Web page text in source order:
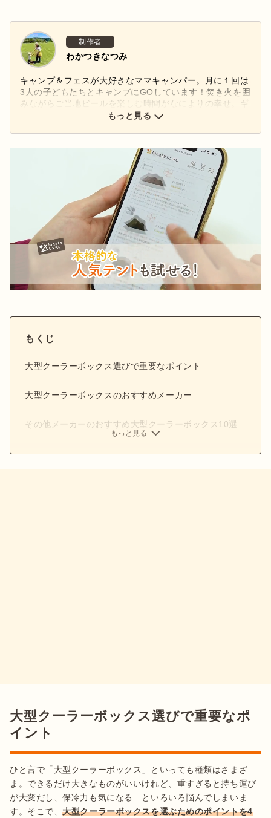
制作者
わかつきなつみ
キャンプ＆フェスが大好きなママキャンパー。月に１回は
3人の子どもたちとキャンプにGOしています！焚き火を囲
みながらご当地ビールを楽しむ時間がなによりの幸せ。ギ
アは「キャンプ用」を選ぶのではなく、普段の生活でも使
ます！最近はらくウマなキャンプ飯の研究にも夢中です。
もっと見る
もくじ
大型クーラーボックス選びで重要なポイント
大型クーラーボックスのおすすめメーカー
その他メーカーのおすすめ大型クーラーボックス10選
もっと見る
大型クーラーボックス選びで重要なポ
イント
ひと言で「大型クーラーボックス」といっても種類はさまざ
ま。できるだけ大きなものがいいけれど、重すぎると持ち運び
が大変だし、保冷力も気になる…といろいろ悩んでしまいま
す。そこで、大型クーラーボックスを選ぶためのポイントを4